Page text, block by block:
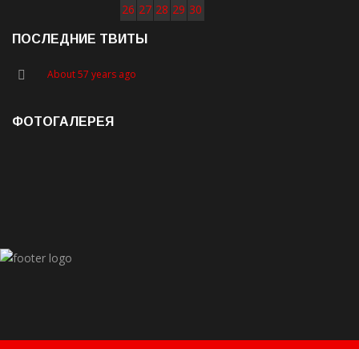
26 27 28 29 30
ПОСЛЕДНИЕ ТВИТЫ
About 57 years ago
ФОТОГАЛЕРЕЯ